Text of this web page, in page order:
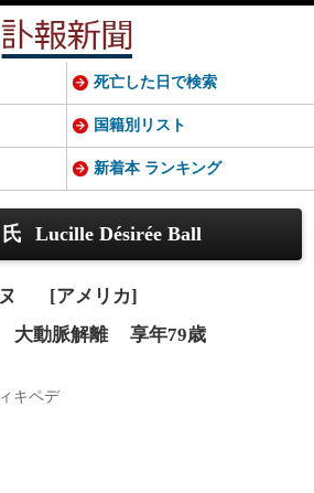
Lucille Désirée Ball
[アメリカ]
大動脈解離 享年79歳
死亡した日で検索
国籍別リスト
新着本 ランキング